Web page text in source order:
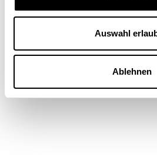
Auswahl
Ablehnen
Bodenplatte